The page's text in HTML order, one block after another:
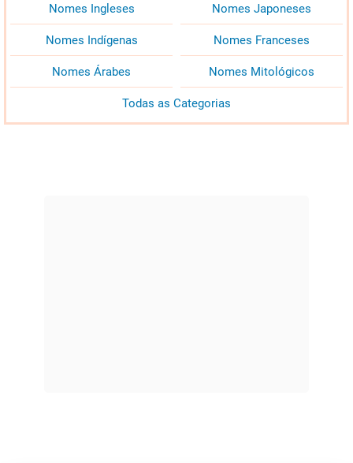
Nomes Ingleses Nomes Japoneses
Nomes Indígenas Nomes Franceses
Nomes Árabes Nomes Mitológicos
Todas as Categorias